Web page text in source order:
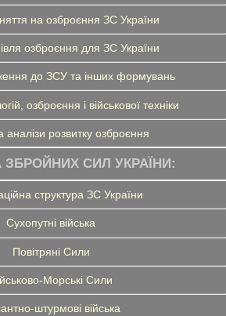
на озброєння ЗС України
озброєння для ЗС України
до ЗСУ та інших формувань
озброєння і військової техніки
аналізи розвитку озброєння
ЗБРОЙНИХ СИЛ УКРАЇНИ:
структура ЗС України
Сухопутні війська
Повітряні Сили
Морські Сили
штурмові війська